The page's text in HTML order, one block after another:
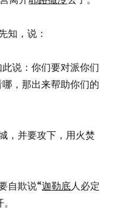
知，说：
此说：你们要对派你们
哪，那出来帮助你们的
，并要攻下，用火焚
自欺说“迦勒底人必定